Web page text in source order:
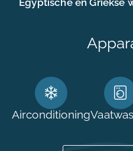
Airconditioning